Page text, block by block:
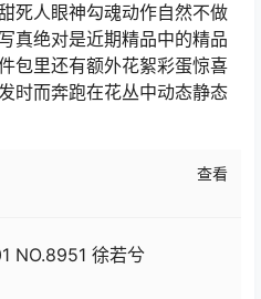
死人眼神勾魂动作自然不做
真绝对是近期精品中的精品
包里还有额外花絮彩蛋惊喜
时而奔跑在花丛中动态静态
查看
NO.8951 徐若兮